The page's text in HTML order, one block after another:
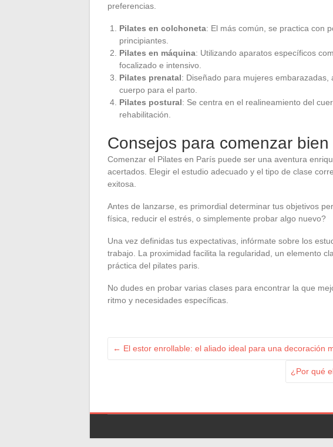
preferencias.
Pilates en colchoneta: El más común, se practica con
principiantes.
Pilates en máquina: Utilizando aparatos específicos
focalizado e intensivo.
Pilates prenatal: Diseñado para mujeres
cuerpo para el parto.
Pilates postural: Se centra en el realineamiento del
rehabilitación.
Consejos para comenzar
Comenzar el Pilates en París puede ser una aventura
acertados. Elegir el estudio adecuado y el tipo de clase
exitosa.
Antes de lanzarse, es primordial determinar tus objetivos
física, reducir el estrés, o simplemente probar algo nuevo?
Una vez definidas tus expectativas, infórmate sobre los
trabajo. La proximidad facilita la regularidad, un elemento
práctica del pilates paris.
No dudes en probar varias clases para encontrar la que
ritmo y necesidades específicas.
← El estor enrollable: el aliado ideal para una decoración
¿Por qué